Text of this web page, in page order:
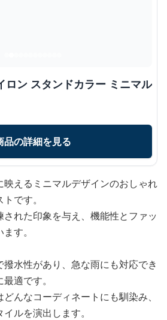
ロン スタンドカラー ミニマル
品の詳細を見る
映えるミニマルデザインのおしゃれ
です。
れた印象を与え、機能性とファッ
す。
水性があり、急な雨にも対応でき
適です。
んなコーディネートにも馴染み、
ルを演出します。